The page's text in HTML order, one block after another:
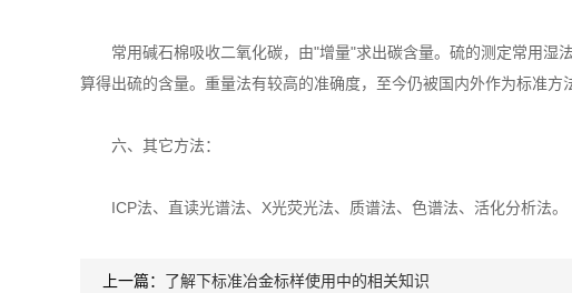
常用碱石棉吸收二氧化碳，由"增量"求出碳含量。硫的测定常用湿
算得出硫的含量。重量法有较高的准确度，至今仍被国内外作为标准
六、其它方法：
ICP法、直读光谱法、X光荧光法、质谱法、色谱法、活化分析法。
上一篇： 了解下标准冶金标样使用中的相关知识